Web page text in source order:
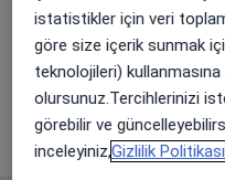
Özel Egeumut
Randevu talep et
istatistikler için veri
göre size içerik sunmak
teknolojileri)
olursunuz.Tercihlerinizi
görebilir ve
inceleyiniz,Gizlilik Politikası